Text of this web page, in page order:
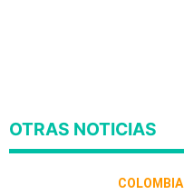
OTRAS NOTICIAS
COLOMBIA